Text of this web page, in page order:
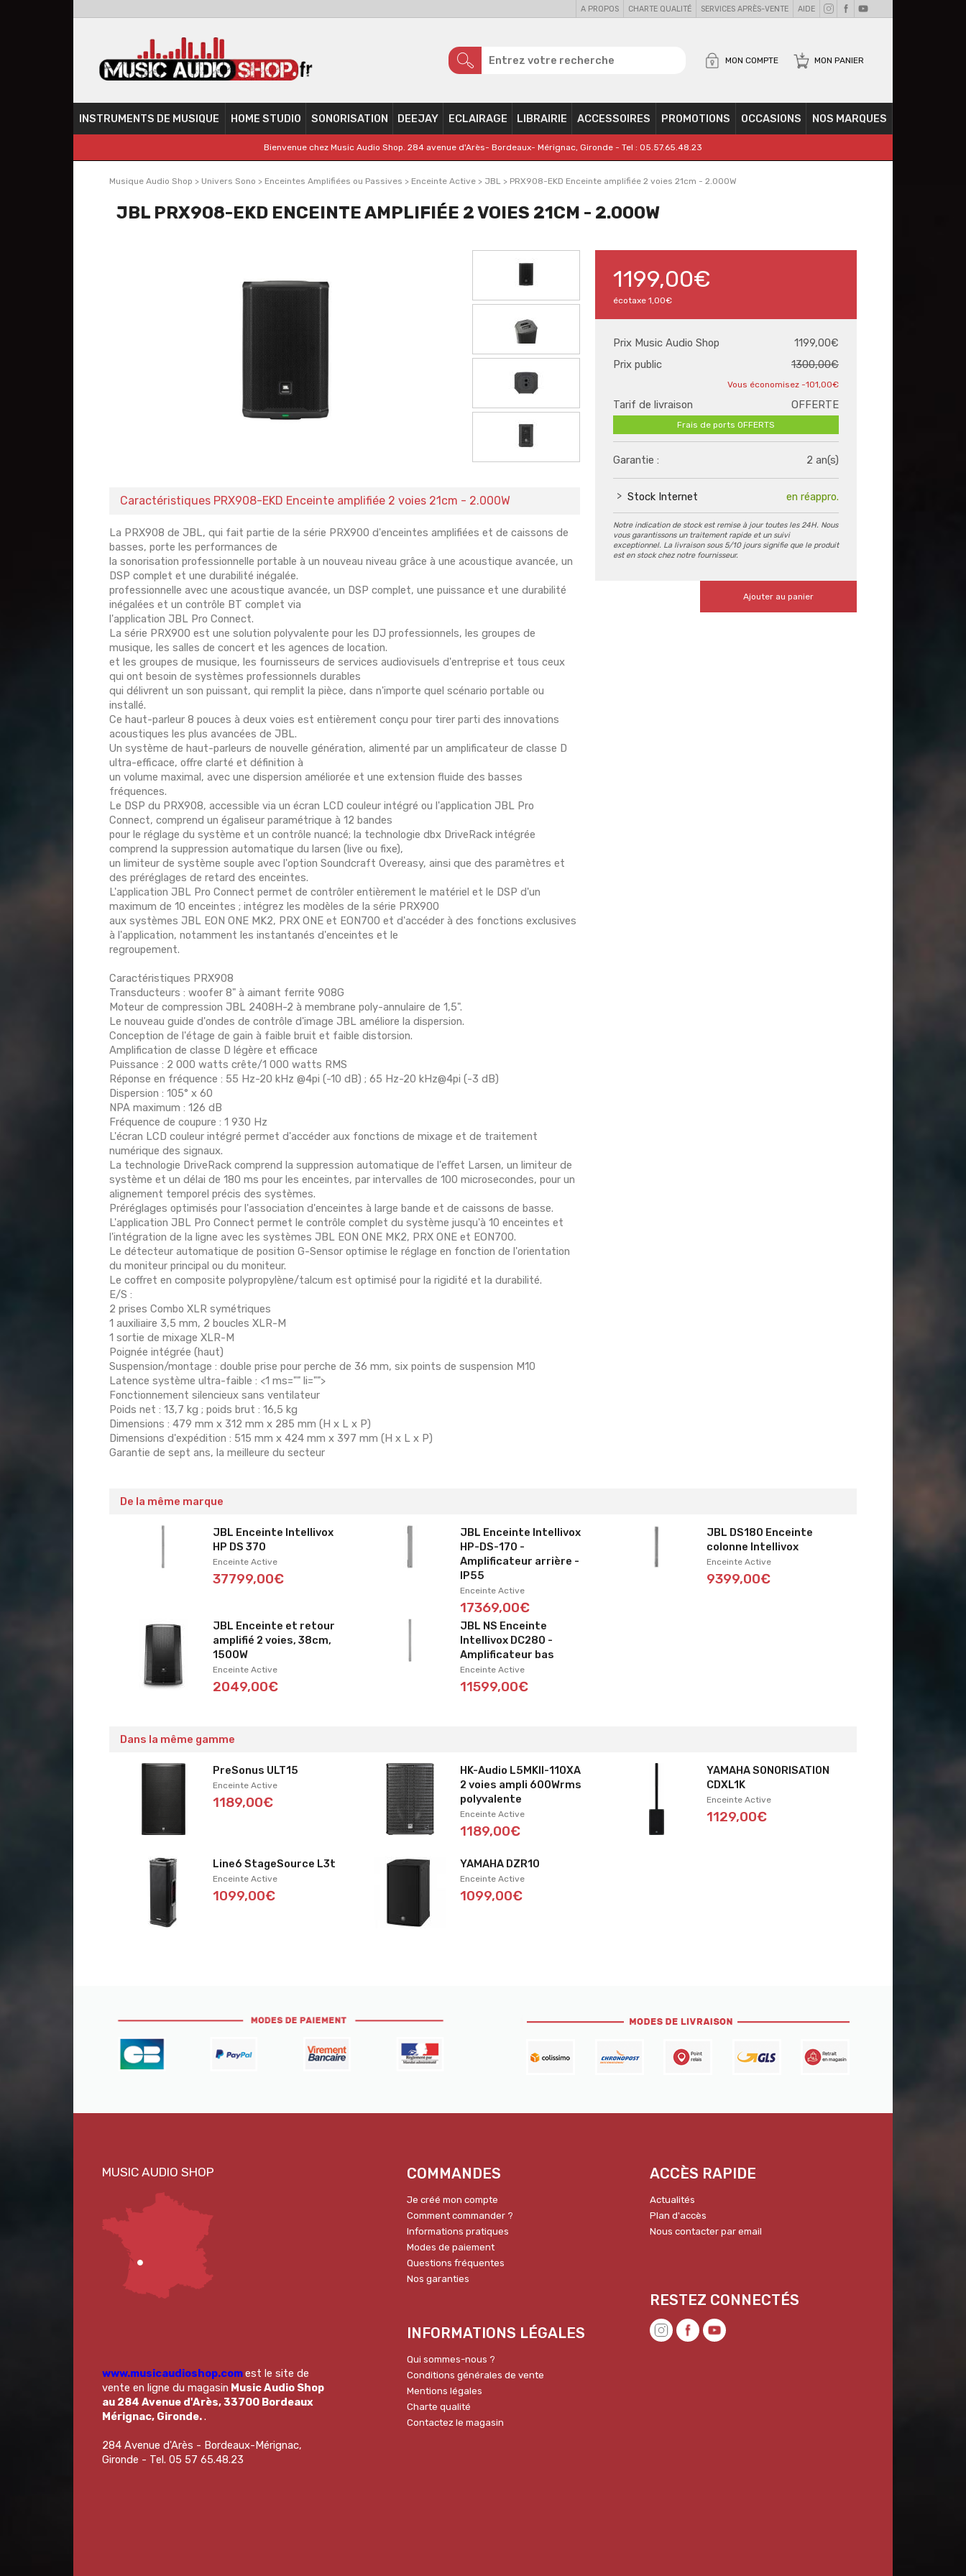
A PROPOS CHARTE QUALITÉ SERVICES APRÈS-VENTE AIDE
MON PANIER
MON COMPTE
INSTRUMENTS DE MUSIQUE HOME STUDIO SONORISATION DEEJAY ECLAIRAGE LIBRAIRIE ACCESSOIRES PROMOTIONS OCCASIONS NOS MARQUES
Bienvenue chez Music Audio Shop. 284 avenue d'Arès- Bordeaux- Mérignac, Gironde - Tel : 05.57.65.48.23
Musique Audio Shop > Univers Sono > Enceintes Amplifiées ou Passives > Enceinte Active > JBL > PRX908-EKD Enceinte amplifiée 2 voies 21cm - 2.000W
JBL PRX908-EKD ENCEINTE AMPLIFIÉE 2 VOIES 21CM - 2.000W
1199,00€
écotaxe 1,00€
Prix Music Audio Shop
1199,00€
Prix public
1300,00€
-101,00€
Tarif de livraison OFFERTE
Frais de ports OFFERTS
Garantie : 2 an(s)
Stock Internet en réappro.
Notre indication de stock est remise à jour toutes les 24H. Nous
vous garantissons un traitement rapide et un suivi
exceptionnel. La livraison sous 5/10 jours signifie que le produit
est en stock chez notre fournisseur.
Ajouter au panier
Caractéristiques PRX908-EKD Enceinte amplifiée 2 voies 21cm - 2.000W
La PRX908 de JBL, qui fait partie de la série PRX900 d'enceintes amplifiées et de caissons de
basses, porte les performances de
la sonorisation professionnelle portable à un nouveau niveau grâce à une acoustique avancée, un
DSP complet et une durabilité inégalée.
professionnelle avec une acoustique avancée, un DSP complet, une puissance et une durabilité
inégalées et un contrôle BT complet via
l'application JBL Pro Connect.
La série PRX900 est une solution polyvalente pour les DJ professionnels, les groupes de
musique, les salles de concert et les agences de location.
et les groupes de musique, les fournisseurs de services audiovisuels d'entreprise et tous ceux
qui ont besoin de systèmes professionnels durables
qui délivrent un son puissant, qui remplit la pièce, dans n'importe quel scénario portable ou
installé.
Ce haut-parleur 8 pouces à deux voies est entièrement conçu pour tirer parti des innovations
acoustiques les plus avancées de JBL.
Un système de haut-parleurs de nouvelle génération, alimenté par un amplificateur de classe D
ultra-efficace, offre clarté et définition à
un volume maximal, avec une dispersion améliorée et une extension fluide des basses
fréquences.
Le DSP du PRX908, accessible via un écran LCD couleur intégré ou l'application JBL Pro
Connect, comprend un égaliseur paramétrique à 12 bandes
pour le réglage du système et un contrôle nuancé; la technologie dbx DriveRack intégrée
comprend la suppression automatique du larsen (live ou fixe),
un limiteur de système souple avec l'option Soundcraft Overeasy, ainsi que des paramètres et
des préréglages de retard des enceintes.
L'application JBL Pro Connect permet de contrôler entièrement le matériel et le DSP d'un
maximum de 10 enceintes ; intégrez les modèles de la série PRX900
aux systèmes JBL EON ONE MK2, PRX ONE et EON700 et d'accéder à des fonctions exclusives
à l'application, notamment les instantanés d'enceintes et le
regroupement.
Caractéristiques PRX908
Transducteurs : woofer 8" à aimant ferrite 908G
Moteur de compression JBL 2408H-2 à membrane poly-annulaire de 1,5".
Le nouveau guide d'ondes de contrôle d'image JBL améliore la dispersion.
Conception de l'étage de gain à faible bruit et faible distorsion.
Amplification de classe D légère et efficace
Puissance : 2 000 watts crête/1 000 watts RMS
Réponse en fréquence : 55 Hz-20 kHz @4pi (-10 dB) ; 65 Hz-20 kHz@4pi (-3 dB)
Dispersion : 105° x 60
NPA maximum : 126 dB
Fréquence de coupure : 1 930 Hz
L'écran LCD couleur intégré permet d'accéder aux fonctions de mixage et de traitement
numérique des signaux.
La technologie DriveRack comprend la suppression automatique de l'effet Larsen, un limiteur de
système et un délai de 180 ms pour les enceintes, par intervalles de 100 microsecondes, pour un
alignement temporel précis des systèmes.
Préréglages optimisés pour l'association d'enceintes à large bande et de caissons de basse.
L'application JBL Pro Connect permet le contrôle complet du système jusqu'à 10 enceintes et
l'intégration de la ligne avec les systèmes JBL EON ONE MK2, PRX ONE et EON700.
Le détecteur automatique de position G-Sensor optimise le réglage en fonction de l'orientation
du moniteur principal ou du moniteur.
Le coffret en composite polypropylène/talcum est optimisé pour la rigidité et la durabilité.
E/S :
2 prises Combo XLR symétriques
1 auxiliaire 3,5 mm, 2 boucles XLR-M
1 sortie de mixage XLR-M
Poignée intégrée (haut)
Suspension/montage : double prise pour perche de 36 mm, six points de suspension M10
Latence système ultra-faible : <1 ms="" li="">
Fonctionnement silencieux sans ventilateur
Poids net : 13,7 kg ; poids brut : 16,5 kg
Dimensions : 479 mm x 312 mm x 285 mm (H x L x P)
Dimensions d'expédition : 515 mm x 424 mm x 397 mm (H x L x P)
Garantie de sept ans, la meilleure du secteur
De la même marque
JBL Enceinte Intellivox
HP DS 370
Enceinte Active
37799,00€
JBL Enceinte Intellivox
HP-DS-170 -
Amplificateur arrière -
IP55
Enceinte Active
17369,00€
JBL DS180 Enceinte
colonne Intellivox
Enceinte Active
9399,00€
JBL Enceinte et retour
amplifié 2 voies, 38cm,
1500W
Enceinte Active
2049,00€
JBL NS Enceinte
Intellivox DC280 -
Amplificateur bas
Enceinte Active
11599,00€
Dans la même gamme
PreSonus ULT15
Enceinte Active
1189,00€
HK-Audio L5MKII-110XA
2 voies ampli 600Wrms
polyvalente
Enceinte Active
1189,00€
YAMAHA SONORISATION
CDXL1K
Enceinte Active
1129,00€
Line6 StageSource L3t
Enceinte Active
1099,00€
YAMAHA DZR10
Enceinte Active
1099,00€
www.musicaudioshop.comest le site de
vente en ligne du magasin Music Audio Shop
au 284 Avenue d'Arès, 33700 Bordeaux
Mérignac, Gironde..
284 Avenue d'Arès - Bordeaux-Mérignac,
Gironde - Tel. 05 57 65.48.23
COMMANDES
Je créé mon compte
Comment commander ?
Informations pratiques
Modes de paiement
Questions fréquentes
Nos garanties
INFORMATIONS LÉGALES
Qui sommes-nous ?
Conditions générales de vente
Mentions légales
Charte qualité
Contactez le magasin
ACCÈS RAPIDE
Actualités
Plan d'accès
Nous contacter par email